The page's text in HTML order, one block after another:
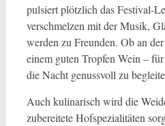
pulsiert plötzlich das Festival-
verschmelzen mit der Musik,
werden zu Freunden. Ob an
einem guten Tropfen Wein –
die Nacht genussvoll zu
Auch kulinarisch wird die
zubereitete Hofspezialitäten